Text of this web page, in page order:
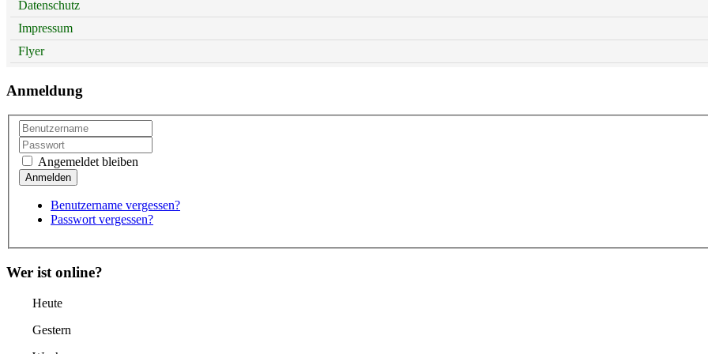
Datenschutz
Impressum
Flyer
Anmeldung
Angemeldet bleiben
Benutzername vergessen?
Passwort vergessen?
Wer ist online?
Heute
Gestern